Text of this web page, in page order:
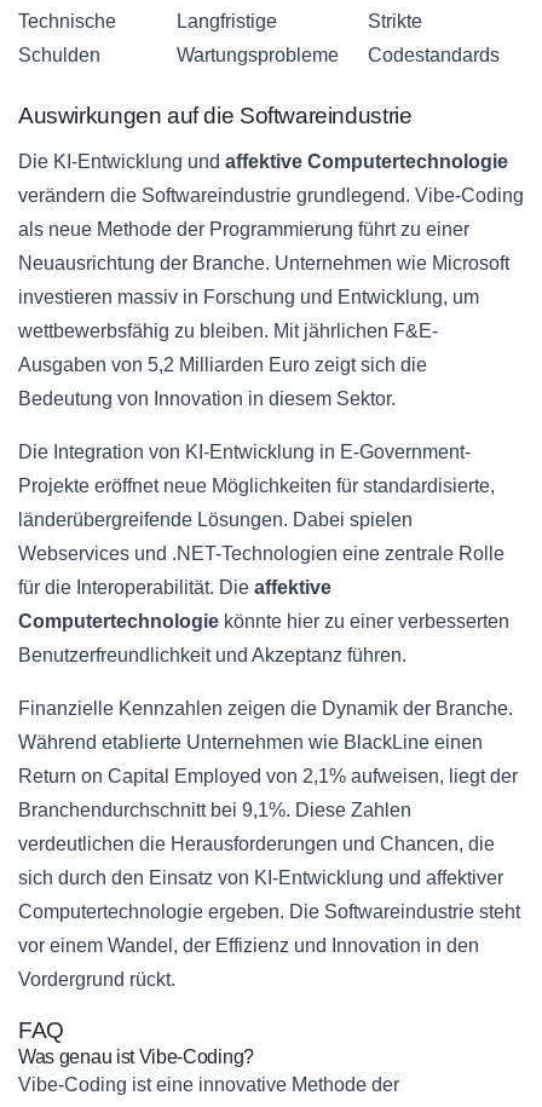
Technische
Schulden
Langfristige
Wartungsprobleme
Strikte
Codestandards
Auswirkungen auf die Softwareindustrie
Die KI-Entwicklung und affektive Computertechnologie
verändern die Softwareindustrie grundlegend. Vibe-Coding
als neue Methode der Programmierung führt zu einer
Neuausrichtung der Branche. Unternehmen wie Microsoft
investieren massiv in Forschung und Entwicklung, um
wettbewerbsfähig zu bleiben. Mit jährlichen F&E-
Ausgaben von 5,2 Milliarden Euro zeigt sich die
Bedeutung von Innovation in diesem Sektor.
Die Integration von KI-Entwicklung in E-Government-
Projekte eröffnet neue Möglichkeiten für standardisierte,
länderübergreifende Lösungen. Dabei spielen
Webservices und .NET-Technologien eine zentrale Rolle
für die Interoperabilität. Die affektive
Computertechnologie könnte hier zu einer verbesserten
Benutzerfreundlichkeit und Akzeptanz führen.
Finanzielle Kennzahlen zeigen die Dynamik der Branche.
Während etablierte Unternehmen wie BlackLine einen
Return on Capital Employed von 2,1% aufweisen, liegt der
Branchendurchschnitt bei 9,1%. Diese Zahlen
verdeutlichen die Herausforderungen und Chancen, die
sich durch den Einsatz von KI-Entwicklung und affektiver
Computertechnologie ergeben. Die Softwareindustrie steht
vor einem Wandel, der Effizienz und Innovation in den
Vordergrund rückt.
FAQ
Was genau ist Vibe-Coding?
Vibe-Coding ist eine innovative Methode der